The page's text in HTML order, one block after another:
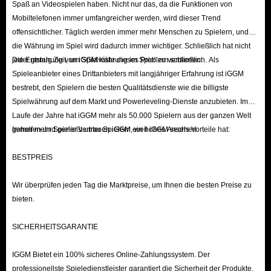
Kaufen Sie das günstigste Dark And Darker
Mobile Gold bei IGGM.com
Wenn Sie erwägen, ein wenig Geld auszugeben, um Ihr Problem mit dem
Mangel an Goldmünzen zu lösen, dann ist IGGM.com ein
Spieleproduktladen, dem Sie vertrauen können. Wir gewährleisten die
Sicherheit der Einkaufsumgebung und umfassende Dienstleistungen und
haben immer das günstigste Dark and Darker Mobile Gold zum Verkauf,
IGGM.com zum Verkauf stehen, immer den niedrigsten Preis haben, da wir
immer professionelle Mitarbeiter haben, die die Goldmünzenpreise auf dem
Zweitens bietet IGGM.com an wichtigen Feiertagen häufig einige
Werbeaktionen an. Wenn Sie mitmachen, können Sie einige sehr gute
Spaß an Videospielen haben. Nicht nur das, da die Funktionen von
Mobiltelefonen immer umfangreicher werden, wird dieser Trend
offensichtlicher. Täglich werden immer mehr Menschen zu Spielern, und
die Währung im Spiel wird dadurch immer wichtiger. Schließlich hat nicht
jeder genug Zeit, um Spielwährung im Spiel zu verdienen.
Die Entstehung von iGGM löste dieses Problem schließlich. Als
Spieleanbieter eines Drittanbieters mit langjähriger Erfahrung ist iGGM
bestrebt, den Spielern die besten Qualitätsdienste wie die billigste
Spielwährung auf dem Markt und Powerleveling-Dienste anzubieten. Im
Laufe der Jahre hat iGGM mehr als 50.000 Spielern aus der ganzen Welt
geholfen und genießt unter Spielern ein hohes Ansehen.
Immer mehr Spieler vertrauen iGGM, weil iGGM sechs Vorteile hat:
BESTPREIS
Wir überprüfen jeden Tag die Marktpreise, um Ihnen die besten Preise zu
bieten.
SICHERHEITSGARANTIE
IGGM Bietet ein 100% sicheres Online-Zahlungssystem. Der
professionellste Spieledienstleister garantiert die Sicherheit der Produkte.